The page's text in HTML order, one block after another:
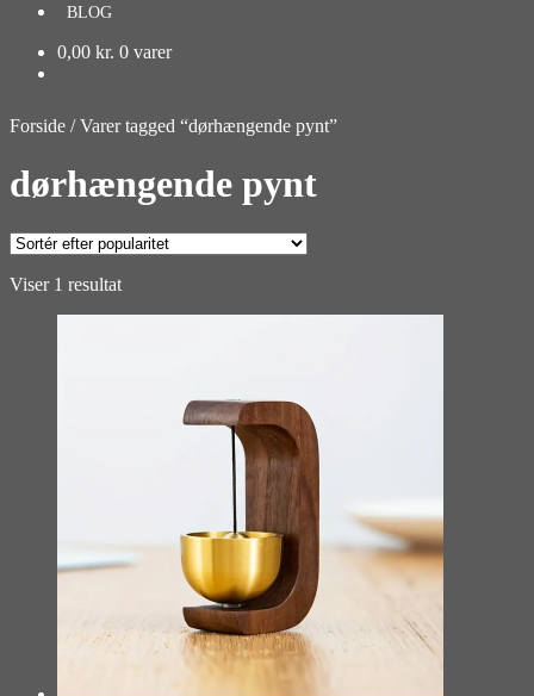
BLOG
0,00 kr. 0 varer
Forside /Varer tagged “dørhængende pynt”
dørhængende pynt
Viser 1 resultat